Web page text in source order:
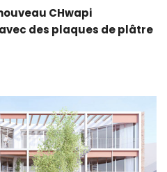
CHwapi
des plaques de plâtre